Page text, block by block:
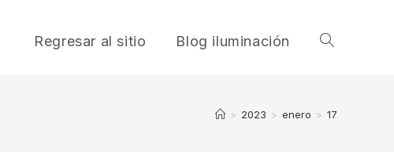
Regresar al sitio Blog iluminación Alternar
búsqueda
> 2023 > enero > 17